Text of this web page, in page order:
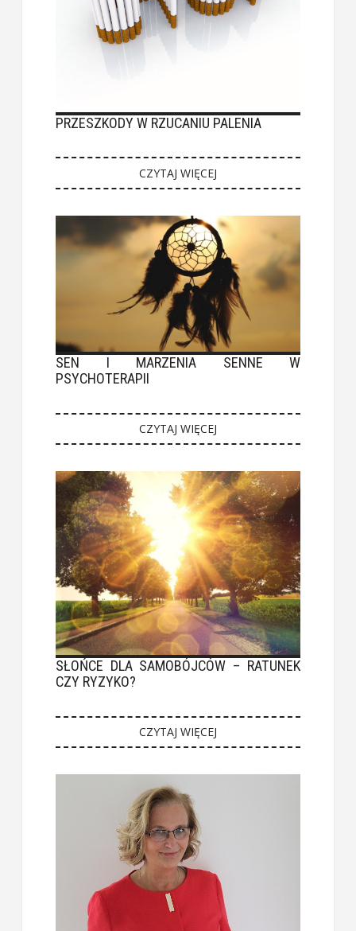
PRZESZKODY W RZUCANIU PALENIA
CZYTAJ WIĘCEJ
SEN I MARZENIA SENNE W
PSYCHOTERAPII
CZYTAJ WIĘCEJ
SŁOŃCE DLA SAMOBÓJCÓW – RATUNEK
CZY RYZYKO?
CZYTAJ WIĘCEJ